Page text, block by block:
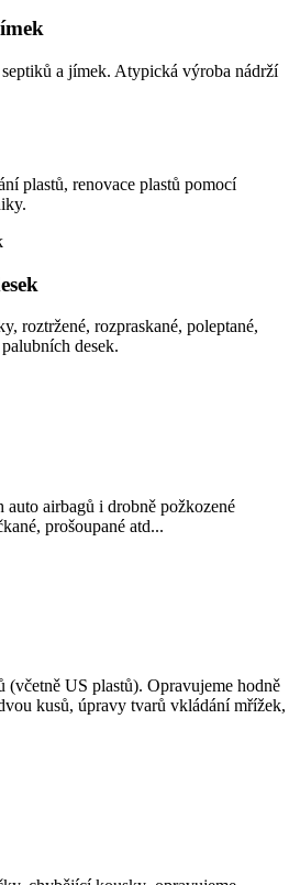
a jímek. Atypická výroba nádrží
plastů, renovace plastů pomocí
roztržené, rozpraskané, poleptané,
desek.
airbagů i drobně požkozené
prošoupané atd...
(včetně US plastů). Opravujeme hodně
kusů, úpravy tvarů vkládání mřížek,